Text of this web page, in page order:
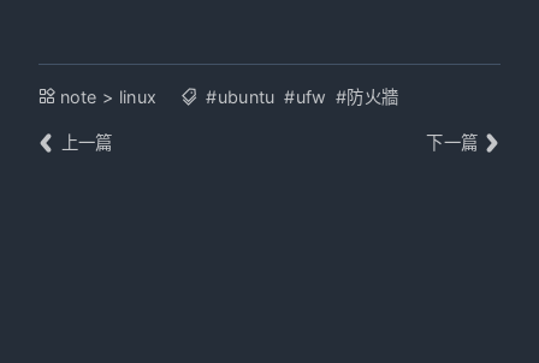
note > linux #ubuntu #ufw #防火牆
上一篇 下一篇